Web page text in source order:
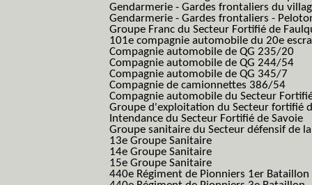
Gendarmerie - Gardes frontaliers du
Gendarmerie - Gardes frontaliers -
Groupe Franc du Secteur Fortifié de
101e compagnie automobile du 20e
Compagnie automobile de QG 235/20
Compagnie automobile de QG 244/54
Compagnie automobile de QG 345/7
Compagnie de camionnettes 386/54
Compagnie automobile du Secteur
Groupe d'exploitation du Secteur fortifié
Intendance du Secteur Fortifié de Savoie
Groupe sanitaire du Secteur défensif de
13e Groupe Sanitaire
14e Groupe Sanitaire
15e Groupe Sanitaire
440e Régiment de Pionniers 1er Bataillon